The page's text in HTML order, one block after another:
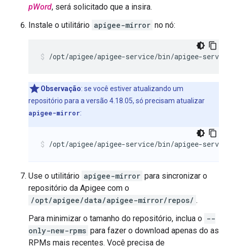
pWord, será solicitado que a insira.
Instale o utilitário apigee-mirror no nó:
/opt/apigee/apigee-service/bin/apigee-
Observação: se você estiver atualizando um
repositório para a versão 4.18.05, só precisam atualizar
apigee-mirror:
/opt/apigee/apigee-service/bin/apigee-
Use o utilitário apigee-mirror para sincronizar o
repositório da Apigee com o
/opt/apigee/data/apigee-mirror/repos/ .
Para minimizar o tamanho do repositório, inclua o --
only-new-rpms para fazer o download apenas do as
RPMs mais recentes. Você precisa de